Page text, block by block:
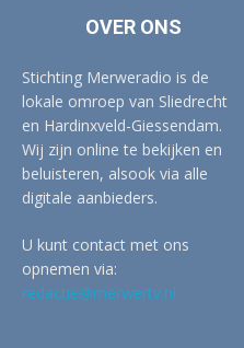
OVER ONS
Stichting Merweradio is de
lokale omroep van Sliedrecht
en Hardinxveld-Giessendam.
Wij zijn online te bekijken en
beluisteren, alsook via alle
digitale aanbieders.
U kunt contact met ons
opnemen via:
redactie@merwertv.nl